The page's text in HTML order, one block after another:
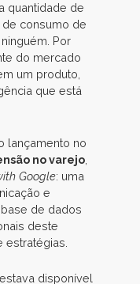
quantidade de
consumo de
Por
do mercado
um produto,
que está
lançamento no
no varejo
Google: uma
e
de dados
deste
estratégias.
disponível